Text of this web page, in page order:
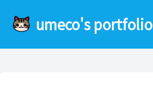
umeco's portfolio